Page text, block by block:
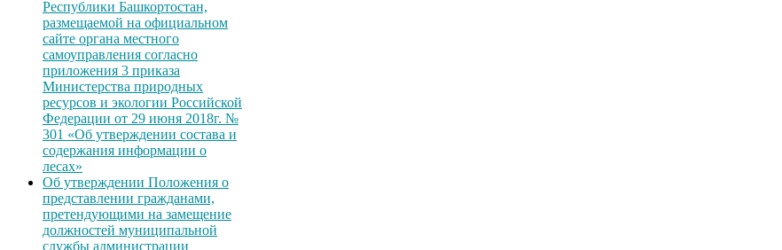
Республики Башкортостан,
размещаемой на официальном
сайте органа местного
самоуправления согласно
приложения 3 приказа
Министерства природных
ресурсов и экологии Российской
Федерации от 29 июня 2018г. №
301 «Об утверждении состава и
содержания информации о
лесах»
Об утверждении Положения о
представлении гражданами,
претендующими на замещение
должностей муниципальной
службы администрации